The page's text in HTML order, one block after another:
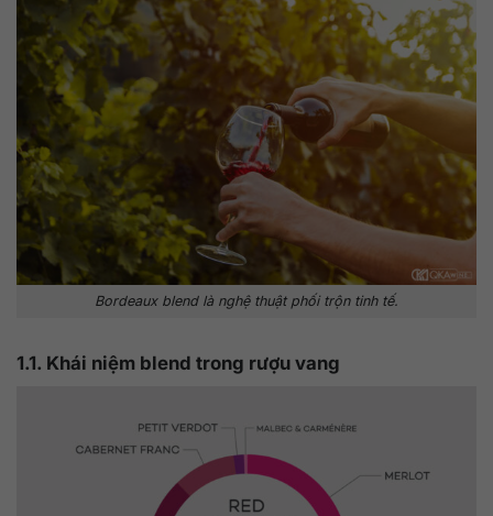
Bordeaux blend là nghệ thuật phối trộn tinh tế.
1.1. Khái niệm blend trong rượu vang